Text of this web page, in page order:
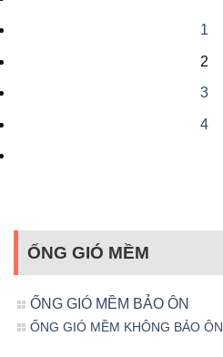
1
2
3
4
ỐNG GIÓ MỀM
ỐNG GIÓ MỀM BẢO ÔN
ỐNG GIÓ MỀM KHÔNG BẢO ÔN